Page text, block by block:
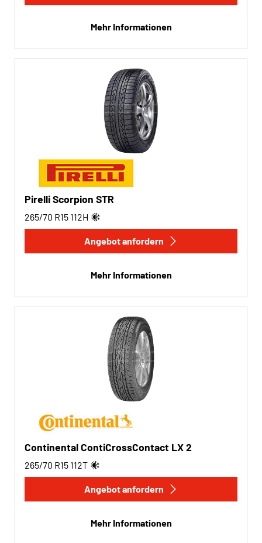
Mehr Informationen
Pirelli Scorpion STR
265/70 R15 112H
Angebot anfordern
Mehr Informationen
Continental ContiCrossContact LX 2
265/70 R15 112T
Angebot anfordern
Mehr Informationen